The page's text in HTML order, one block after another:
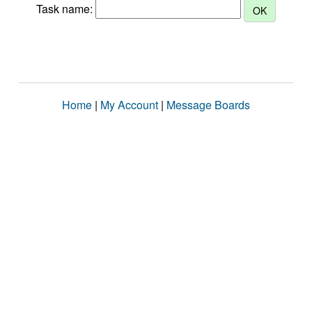
Task name:
Home | My Account | Message Boards